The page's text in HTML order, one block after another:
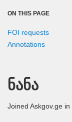
ON THIS PAGE
FOI requests
Annotations
ნანა
Joined Askgov.ge in